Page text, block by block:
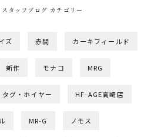
スタッフブログ カテゴリー
ズ 赤間 カーキフィールド
新作 モナコ MRG
タグ・ホイヤー HF-AGE高崎店
MR-G ノモス